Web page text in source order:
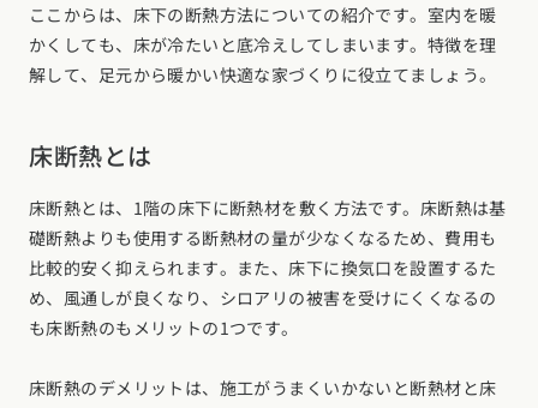
ここからは、床下の断熱方法についての紹介です。室内を暖
かくしても、床が冷たいと底冷えしてしまいます。特徴を理
解して、足元から暖かい快適な家づくりに役立てましょう。
床断熱とは
床断熱とは、1階の床下に断熱材を敷く方法です。床断熱は基
礎断熱よりも使用する断熱材の量が少なくなるため、費用も
比較的安く抑えられます。また、床下に換気口を設置するた
め、風通しが良くなり、シロアリの被害を受けにくくなるの
も床断熱のもメリットの1つです。
床断熱のデメリットは、施工がうまくいかないと断熱材と床